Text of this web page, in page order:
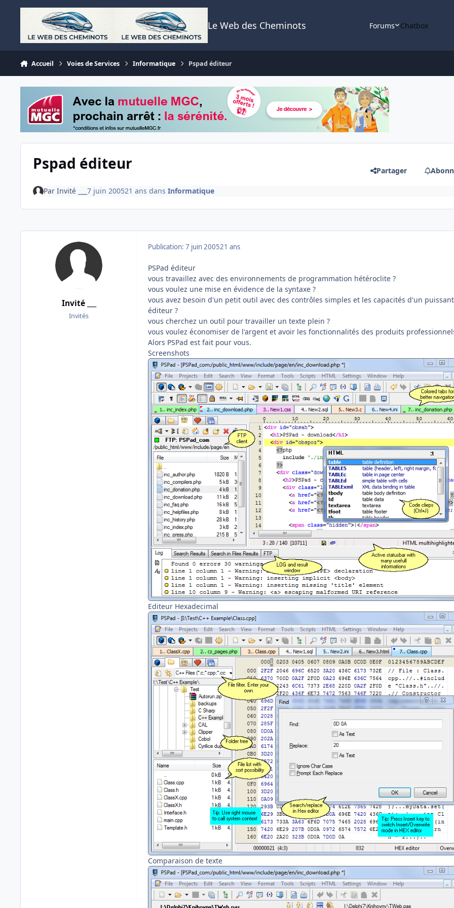
Aller au contenu
Le Web des Cheminots Forums Chatbox
Accueil Voies de Services Informatique Pspad éditeur
Pspad éditeur Partager
Par Invité ___ 7 juin 200521 ans dans Informatique
Invité ___
Invités
Publication: 7 juin 200521 ans
PSPad éditeur
vous travaillez avec des environnements de programmation hétéroclite ?
vous voulez une mise en évidence de la syntaxe ?
vous avez besoin d'un petit outil avec des contrôles simples et les capacités d'un puissant
éditeur ?
vous cherchez un outil pour travailler un texte plein ?
vous voulez économiser de l'argent et avoir les fonctionnalités des produits
Alors PSPad est fait pour vous.
Screenshots
Editeur Hexadecimal
Comparaison de texte